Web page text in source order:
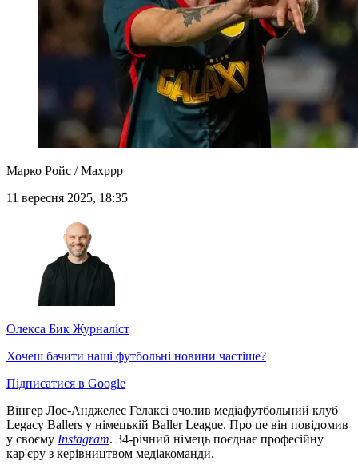
Марко Ройс / Maxppp
11 вересня 2025, 18:35
Олекса Бик Журналіст
Хочеш бачити наші футбольні новини частіше?
Підписатися в Google
Вінгер Лос-Анджелес Гелаксі очолив медіафутбольний клуб
Legacy Ballers у німецькій Baller League. Про це він повідомив
у своєму Instagram. 34-річний німець поєднає професійну
кар'єру з керівництвом медіакоманди.